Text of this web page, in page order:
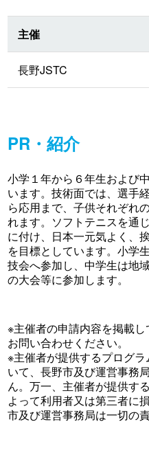
主催
長野JSTC
PR・紹介
小学１年から６年生および
います。技術面では、選手
ら応用まで、子供それぞれ
れます。ソフトテニスを通
に付け、日本一元気よく、
を目標としています。小学
技会へ参加し、中学生は地
の大会等に参加します。
※主催者の申請内容を掲載
お問い合わせください。
※主催者が提供するプログ
いて、長野市及び運営事務
ん。万一、主催者が提供す
よって利用者又は第三者に
市及び運営事務局は一切の